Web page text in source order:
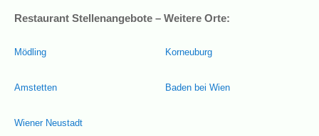
Restaurant Stellenangebote – Weitere Orte:
Mödling
Amstetten
Wiener Neustadt
Korneuburg
Baden bei Wien